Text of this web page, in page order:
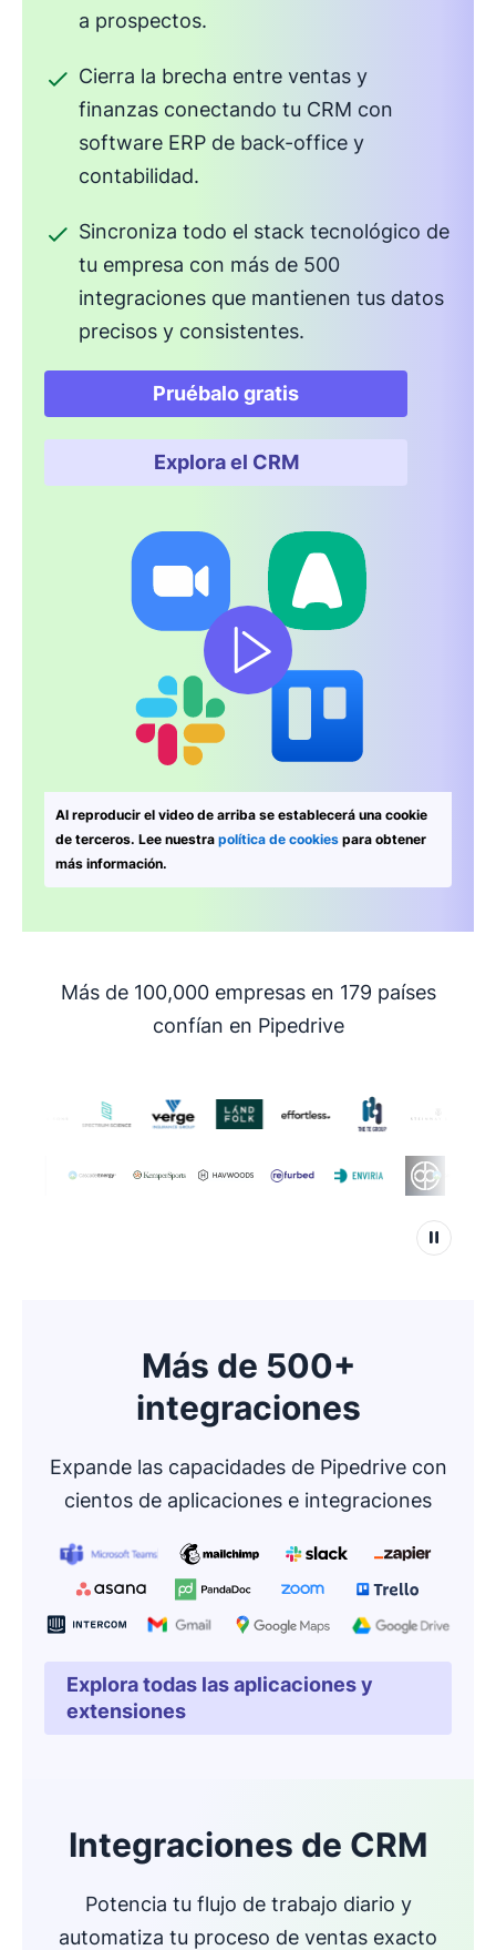
a prospectos.
Cierra la brecha entre ventas y
finanzas conectando tu CRM con
software ERP de back-office y
contabilidad.
Sincroniza todo el stack tecnológico de
tu empresa con más de 500
integraciones que mantienen tus datos
precisos y consistentes.
Pruébalo gratisSe abre en una nueva
Explora el CRM
Se abre en una nueva
Al reproducir el video de arriba se establecerá una cookie
de terceros. Lee nuestra política de cookies para obtener
más información.
Más de 100,000 empresas en 179 países
confían en Pipedrive
Más de 500+
integraciones
Expande las capacidades de Pipedrive con
cientos de aplicaciones e integraciones
Explora todas las aplicaciones y
extensiones
Integraciones de CRM
Potencia tu flujo de trabajo diario y
automatiza tu proceso de ventas exacto